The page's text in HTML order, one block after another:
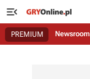

PREMIUM Newsroom